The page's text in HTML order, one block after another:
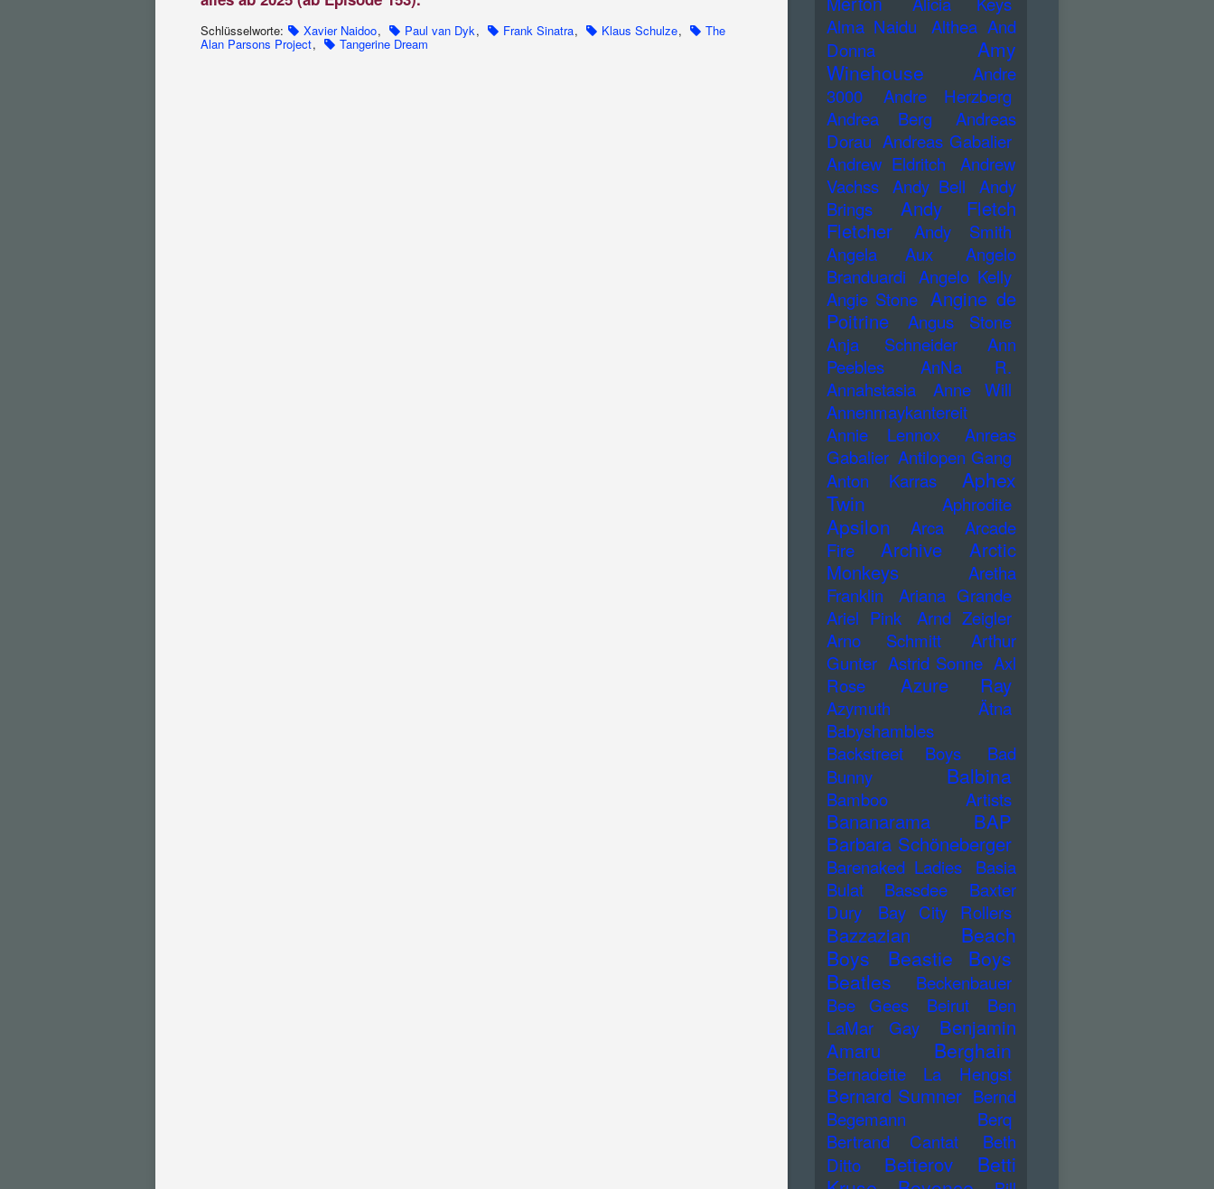
Schlüsselworte: Xavier Naidoo, Paul van Dyk, Frank Sinatra, Klaus Schulze, The
Alan Parsons Project, Tangerine Dream
Alma Naidu
Althea And
Donna
Amy
Winehouse
Andre
3000
Andre Herzberg
Andrea Berg
Andreas
Dorau Andreas Gabalier
Andrew Eldritch
Andrew
Vachss Andy Bell
Andy
Brings
Andy Fletch
Fletcher
Andy Smith
Angela Aux
Angelo
Branduardi Angelo Kelly
Angie Stone Angine de
Poitrine
Angus Stone
Anja Schneider
Ann
Peebles
AnNa R.
Annahstasia
Anne Will
Annenmaykantereit
Annie Lennox
Anreas
Gabalier Antilopen Gang
Anton Karras
Aphex
Twin
Aphrodite
Apsilon Arca
Arcade
Fire
Archive
Arctic
Monkeys
Aretha
Franklin
Ariana Grande
Ariel Pink
Arnd Zeigler
Arno Schmitt
Arthur
Gunter Astrid Sonne Axl
Rose
Azure Ray
Azymuth
Ätna
Babyshambles
Backstreet Boys
Bad
Bunny
Balbina
Bamboo Artists
Bananarama
BAP
Barbara Schöneberger
Barenaked Ladies
Basia
Bulat
Bassdee
Baxter
Dury
Bay City Rollers
Bazzazian
Beach
Boys
Beastie Boys
Beatles
Beckenbauer
Bee Gees
Beirut
Ben
LaMar Gay
Benjamin
Amaru
Berghain
Bernadette La Hengst
Bernard Sumner Bernd
Begemann
Berq
Bertrand Cantat
Beth
Ditto
Betterov
Betti